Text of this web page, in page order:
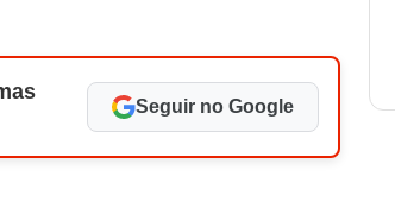
Seguir no Google